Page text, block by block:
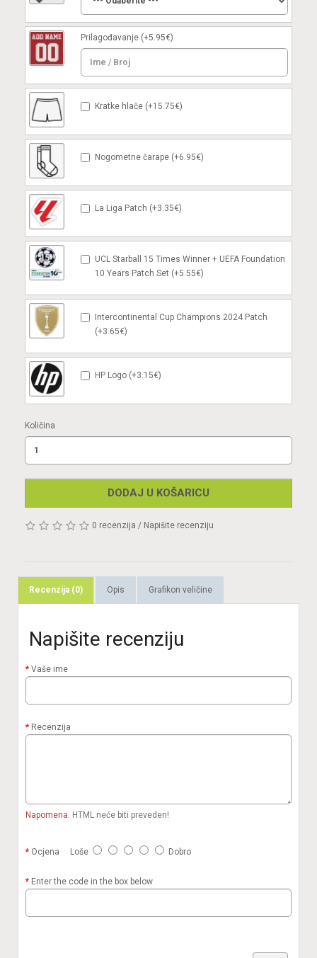
Prilagođavanje (+5.95€)
Kratke hlače (+15.75€)
Nogometne čarape (+6.95€)
La Liga Patch (+3.35€)
UCL Starball 15 Times Winner + UEFA Foundation
10 Years Patch Set (+5.55€)
Intercontinental Cup Champions 2024 Patch
(+3.65€)
HP Logo (+3.15€)
Količina
DODAJ U KOŠARICU
0 recenzija / Napišite recenziju
Recenzija (0) Opis Grafikon veličine
Napišite recenziju
Vaše ime
Recenzija
Napomena: HTML neće biti preveden!
Ocjena Loše Dobro
Enter the code in the box below